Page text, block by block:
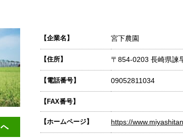
【企業名】 宮下農園
【住所】 〒854-0203 長崎県諫
【電話番号】 09052811034
【FAX番号】
【ホームページ】 https://